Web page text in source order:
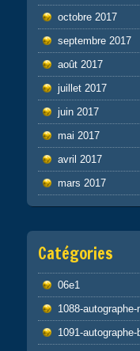
octobre 2017
septembre 2017
août 2017
juillet 2017
juin 2017
mai 2017
avril 2017
mars 2017
Catégories
06e1
1088-autographe-
1091-